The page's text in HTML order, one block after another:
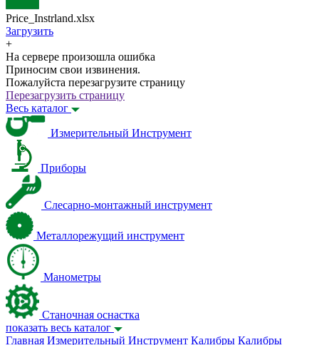
Price_Instrland.xlsx
Загрузить
+
На сервере произошла ошибка
Приносим свои извинения.
Пожалуйста перезагрузите страницу
Перезагрузить страницу
Весь каталог
Измерительный Инструмент
Приборы
Слесарно-монтажный инструмент
Металлорежущий инструмент
Манометры
Станочная оснастка
показать весь каталог
Главная Измерительный Инструмент Калибры Калибры